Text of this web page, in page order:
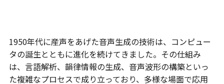
1950年代に産声をあげた音声生成の技術は、コンピュー
タの誕生とともに進化を続けてきました。その仕組み
は、言語解析、韻律情報の生成、音声波形の構築といっ
た複雑なプロセスで成り立っており、多様な場面で応用